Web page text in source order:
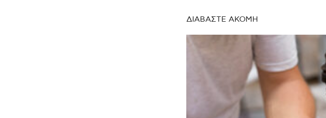
ΔΙΑΒΑΣΤΕ ΑΚΟΜΗ